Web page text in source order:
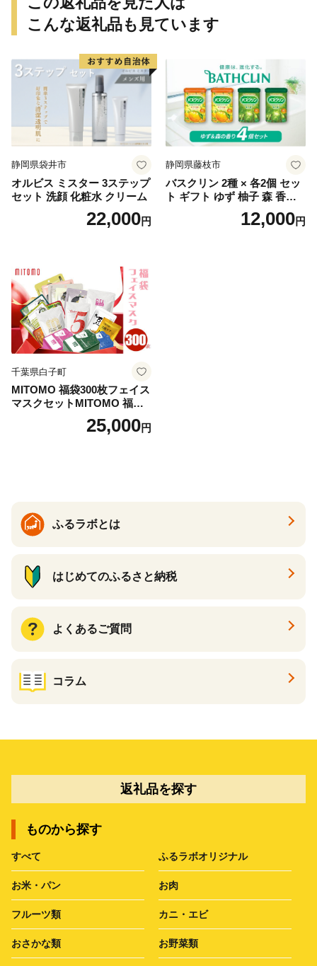
こんな返礼品も見ています
静岡県袋井市
オルビス ミスター 3ステップ
セット 洗顔 化粧水 クリーム
22,000円
静岡県藤枝市
バスクリン 2種 × 各2個 セッ
ト ギフト ゆず 柚子 森 香り
日用品 お風呂 バス用品 温活
アロマ 香り まとめ買い静岡
12,000円
千葉県白子町
MITOMO 福袋300枚フェイス
マスクセットMITOMO 福袋3
00枚フェイスマスクセット
ふるさと納税 パック ファイ
25,000円
ふるラボとは
はじめてのふるさと納税
よくあるご質問
コラム
返礼品を探す
ものから探す
すべて ふるラボオリジナル
お米・パン お肉
フルーツ類 カニ・エビ
おさかな類 お野菜類